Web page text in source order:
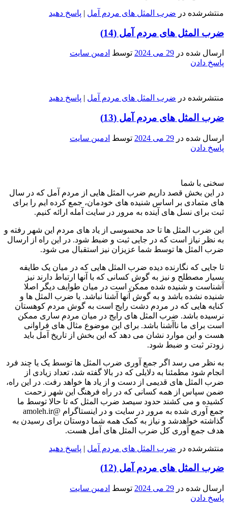
منتشرشده در ضرب المثل های مردم آمل | پاسخ دهید
ضرب المثل های مردم آمل (14)
ارسال شده در 29 می 2024 توسط ادمین سایت
پاسخ دادن
منتشرشده در ضرب المثل های مردم آمل | پاسخ دهید
ضرب المثل های مردم آمل (13)
ارسال شده در 29 می 2024 توسط ادمین سایت
پاسخ دادن
سخنی با شما
در این بخش قصد داریم ضرب المثل هایی از مردم آمل که در سال
های متمادی بر اساس شنیده های خودمان، جمع کرده ایم را برای
ثبت برای نسل های آینده به مرور در سایت آمله ارائه کنیم.
این ضرب المثل ها تا حد محسوسی از یاد های مردم این شهر رفته و
به نظر نیاز است که در جایی ثبت و ضبط شود. در این راه از ارسال
ضرب المثل ها توسط شما عزیزان نیز استقبال می شود.
تا جایی که نگارنده دیده ضرب المثل هایی که در میان یک طایفه
بسیار مصطلح و نیز به گوش کسانی که با آنها ارتباط دارند نیز
آشناست و شنیده شده ممکن است در میان طوایف دیگر اصلا
شنیده نشده باشد و به گوش آنها آشنا نباشد. یا ضرب المثل ها و
کنایه هایی که در مردم دشت رایج است به گوش مردم کوهستان
نرسیده باشد. ضرب المثل های رایج در میان مردم ساری ممکن
است برای ما ناآشنا باشد. برای این موضوع مثال های فراوانی
هست و این موارد نشان می دهد که این بخش از تاریخ آمل باید
زودتر ثبت و ضبط شود.
به نظر می رسد اگر جمع آوری ضرب المثل ها توسط یک یا چند فرد
انجام شود مطمئنا به دلایلی که در بالا گفته شد، تعداد زیادی از
ضرب المثل های قدیمی از دست و از یاد ها خواهد رفت. در این راه،
ضمن سپاس از همه کسانی که در راه فرهنگ این شهر زحمت
کشیده و می کشند حدود سیصد ضرب المثل که تا حالا توسط ما
جمع آوری شده به مرور در سایت و در اینستاگرام @amoleh.ir
گذاشته خواهدشد و نیاز به کمک همه شما دوستان برای رسیدن به
هدف جمع آوری کل ضرب المثل های آمل هست.
منتشرشده در ضرب المثل های مردم آمل | پاسخ دهید
ضرب المثل های مردم آمل (12)
ارسال شده در 29 می 2024 توسط ادمین سایت
پاسخ دادن